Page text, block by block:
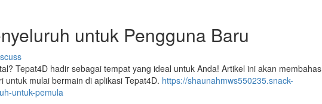
untuk Pengguna Baru
Tepat4D hadir sebagai tempat yang ideal untuk Anda! Artikel ini akan membahas
mulai bermain di aplikasi Tepat4D. https://shaunahmws550235.snack-
untuk-pemula